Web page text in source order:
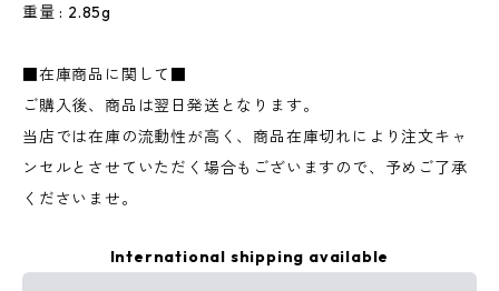
重量 : 2.85g
■在庫商品に関して■
ご購入後、商品は翌日発送となります。
当店では在庫の流動性が高く、商品在庫切れにより注文キャ
ンセルとさせていただく場合もございますので、予めご了承
くださいませ。
International shipping available